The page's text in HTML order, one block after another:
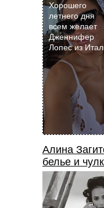
Хорошего
летнего дня
всем желает
Дженнифер
Лопес из
Алина
белье и